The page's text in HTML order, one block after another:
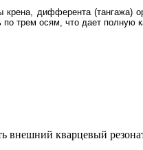
дифферента (тангажа)
трем осям, что дает полную
внешний кварцевый